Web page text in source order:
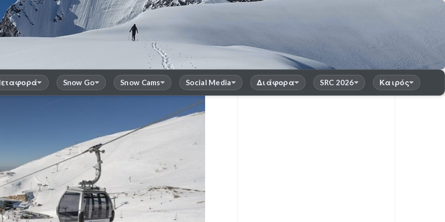
Snow Go Snow Cams Social Media Διάφορα SRC 2026 Καιρός